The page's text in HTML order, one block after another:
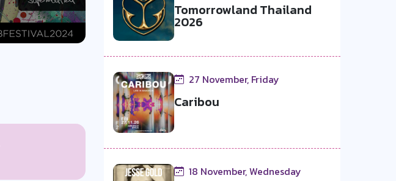
Tomorrowland Thailand
2026
27 November, Friday
Caribou
18 November, Wednesday